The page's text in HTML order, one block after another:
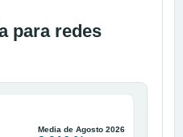
para redes
Media de Agosto 2026